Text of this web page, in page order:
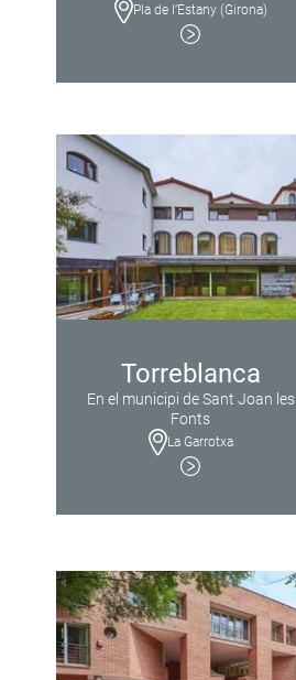
Pla de l’Estany (Girona)
Torreblanca
En el municipi de Sant Joan les
Fonts
La Garrotxa